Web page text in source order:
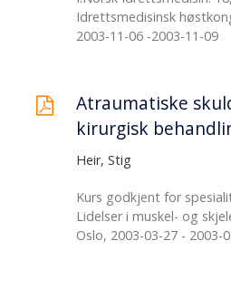
Idrettsmedisinsk
2003-11-06 -2003-11-09
Atraumatiske
kirurgisk
Heir, Stig
Kurs godkjent for
Lidelser i muskel- og
Oslo, 2003-03-27 - 2003-